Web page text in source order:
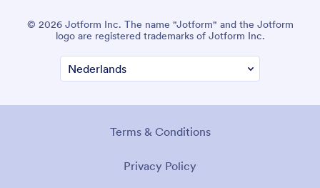
© 2026 Jotform Inc. The name "Jotform" and the Jotform
logo are registered trademarks of Jotform Inc.
Terms & Conditions
Privacy Policy